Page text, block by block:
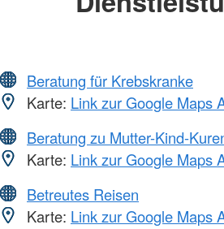
Beratung für Krebskranke
Karte: Link zur Google Maps
Beratung zu Mutter-Kind-
Karte: Link zur Google Maps
Betreutes Reisen
Karte: Link zur Google Maps